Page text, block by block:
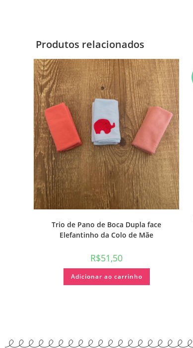
Produtos relacionados
Trio de Pano de Boca Dupla face
Elefantinho da Colo de Mãe
R$51,50
Adicionar ao carrinho